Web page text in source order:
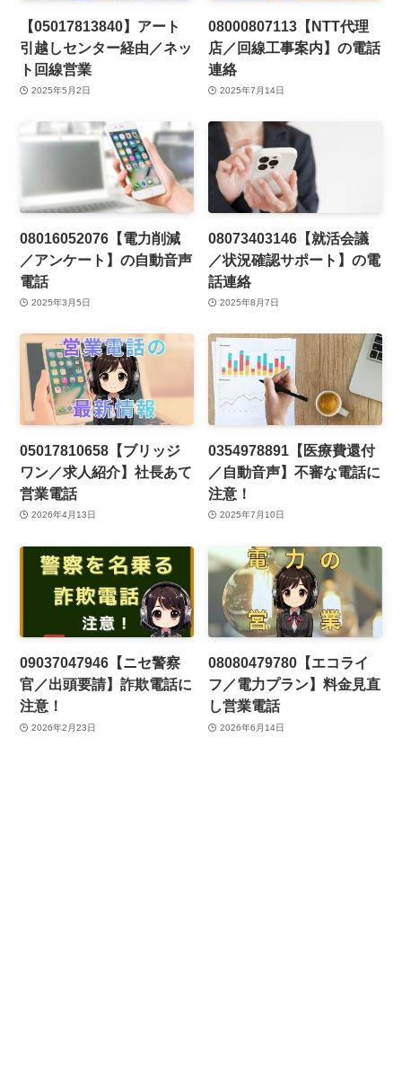
【05017813840】アート
引越しセンター経由／ネッ
ト回線営業
2025年5月2日
08000807113【NTT代理
店／回線工事案内】の電話
連絡
2025年7月14日
08016052076【電力削減
／アンケート】の自動音声
電話
2025年3月5日
08073403146【就活会議
／状況確認サポート】の電
話連絡
2025年8月7日
05017810658【ブリッジ
ワン／求人紹介】社長あて
営業電話
2026年4月13日
0354978891【医療費還付
／自動音声】不審な電話に
注意！
2025年7月10日
09037047946【ニセ警察
官／出頭要請】詐欺電話に
注意！
2026年2月23日
08080479780【エコライ
フ／電力プラン】料金見直
し営業電話
2026年6月14日